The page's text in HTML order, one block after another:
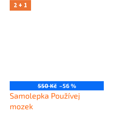
2 + 1
550 Kč –56 %
Samolepka Používej
mozek